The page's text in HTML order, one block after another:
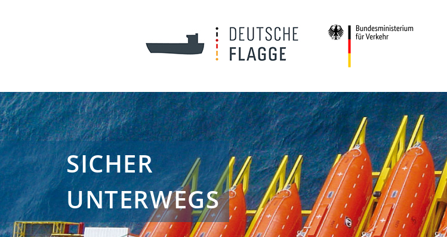
SICHER
UNTERWEGS